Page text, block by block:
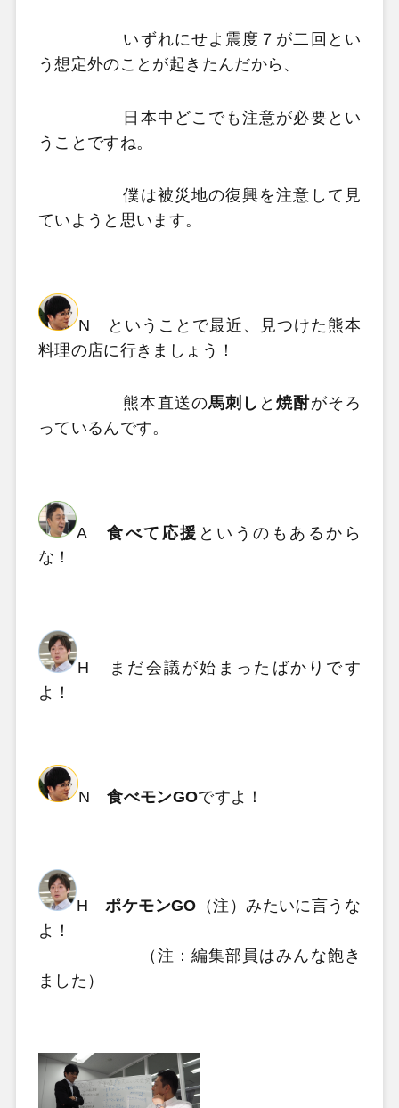
いずれにせよ震度７が二回とい
う想定外のことが起きたんだから、
日本中どこでも注意が必要とい
うことですね。
僕は被災地の復興を注意して見
ていようと思います。
N ということで最近、見つけた熊本
料理の店に行きましょう！
熊本直送の馬刺し と焼酎がそろ
っているんです。
A食べて応援 というのもあるから
な！
H まだ会議が始まったばかりです
よ！
N食べモンGOですよ！
HポケモンGO （注）みたいに言うな
よ！
（注：編集部員はみんな飽き
ました ）